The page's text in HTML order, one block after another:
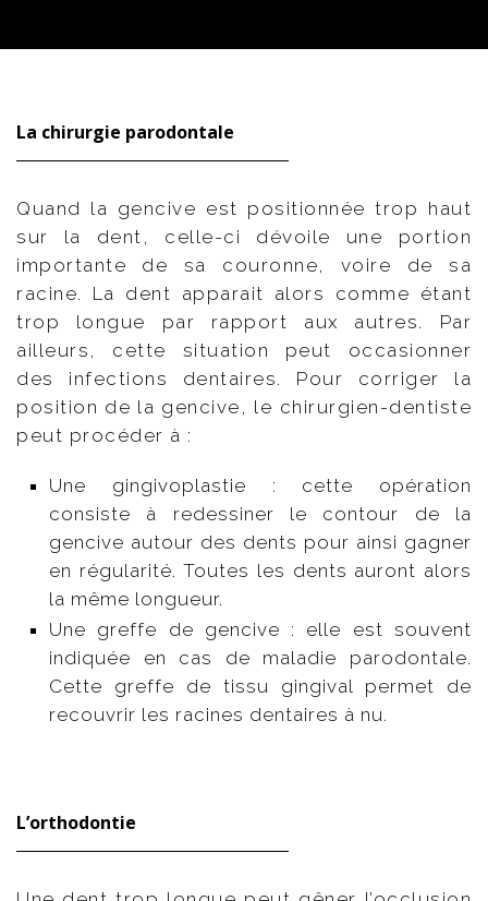
La chirurgie parodontale
Quand la gencive est positionnée trop haut
sur la dent, celle-ci dévoile une portion
importante de sa couronne, voire de sa
racine. La dent apparait alors comme étant
trop longue par rapport aux autres. Par
ailleurs, cette situation peut occasionner
des infections dentaires. Pour corriger la
position de la gencive, le chirurgien-dentiste
peut procéder à :
Une gingivoplastie : cette opération
consiste à redessiner le contour de la
gencive autour des dents pour ainsi gagner
en régularité. Toutes les dents auront alors
la même longueur.
Une greffe de gencive : elle est souvent
indiquée en cas de maladie parodontale.
Cette greffe de tissu gingival permet de
recouvrir les racines dentaires à nu.
L’orthodontie